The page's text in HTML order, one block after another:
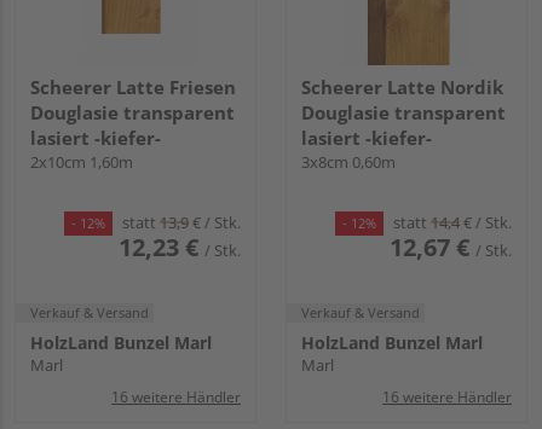
Scheerer Latte Friesen
Douglasie transparent
lasiert -kiefer-
2x10cm 1,60m
- 12% statt 13,9€/ Stk.
12,23 € / Stk.
Verkauf & Versand
HolzLand Bunzel Marl
Marl
16 weitere Händler
Scheerer Latte Nordik
Douglasie transparent
lasiert -kiefer-
3x8cm 0,60m
- 12% statt 14,4€/ Stk.
12,67 € / Stk.
Verkauf & Versand
HolzLand Bunzel Marl
Marl
16 weitere Händler